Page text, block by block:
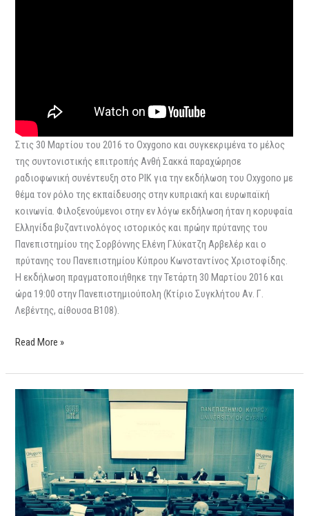
Στις 30 Μαρτίου του 2016 το Oxygono και συγκεκριμένα το μέλος
της συντονιστικής επιτροπής Ανθή Σακκά παραχώρησε
ραδιοφωνική συνέντευξη στο ΡΙΚ για την εκδήλωση του Oxygono με
θέμα τον ρόλο της εκπαίδευσης στην κυπριακή και ευρωπαϊκή
κοινωνία. Φιλοξενούμενοι στην εν λόγω εκδήλωση ήταν η κορυφαία
Ελληνίδα βυζαντινολόγος ιστορικός και πρώην πρύτανης του
Πανεπιστημίου της Σορβόννης Ελένη Γλύκατζη Αρβελέρ και ο
πρύτανης του Πανεπιστημίου Κύπρου Κωνσταντίνος Χριστοφίδης.
Η εκδήλωση πραγματοποιήθηκε την Τετάρτη 30 Μαρτίου 2016 και
ώρα 19:00 στην Πανεπιστημιούπολη (Κτίριο Συγκλήτου Αν. Γ.
Λεβέντης, αίθουσα Β108).
Read More »
Βίντεο
πρώτης
εκδήλωσης
του
OXygono